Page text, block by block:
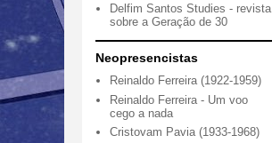
Delfim Santos Studies - revista
sobre a Geração de 30
Neopresencistas
Reinaldo Ferreira (1922-1959)
Reinaldo Ferreira - Um voo
cego a nada
Cristovam Pavia (1933-1968)